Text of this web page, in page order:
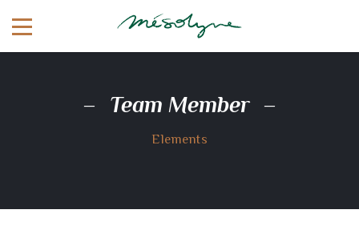
Team Member
Elements